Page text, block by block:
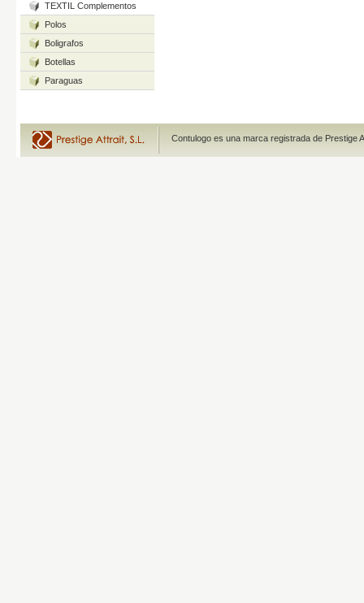
TEXTIL Complementos
Polos
Boligrafos
Botellas
Paraguas
Contulogo es una marca registrada de